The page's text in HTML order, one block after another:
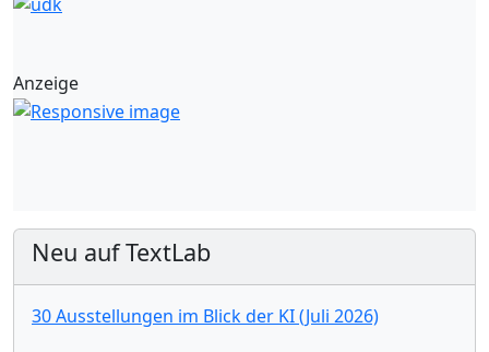
Anzeige
Neu auf TextLab
30 Ausstellungen im Blick der KI (Juli 2026)